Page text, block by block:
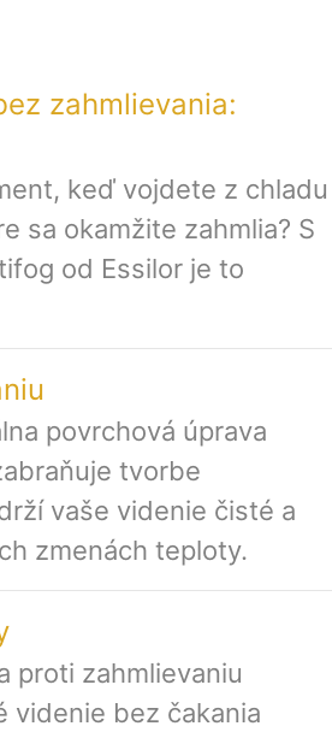
zahmlievania:
keď vojdete z chladu
sa okamžite zahmlia? S
od Essilor je to
povrchová úprava
tvorbe
vaše videnie čisté a
zmenách teploty.
proti zahmlievaniu
videnie bez čakania